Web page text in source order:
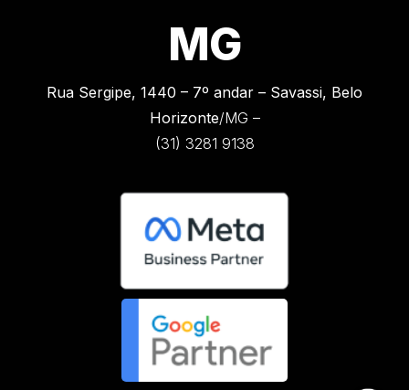
MG
Rua Sergipe, 1440 – 7º andar – Savassi, Belo
Horizonte/MG –
(31) 3281 9138